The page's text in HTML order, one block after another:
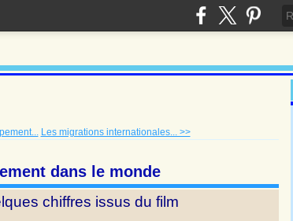
Les migrations internationales... >>
dans le monde
chiffres issus du film